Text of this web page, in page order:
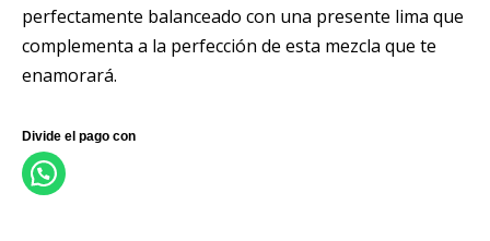
perfectamente balanceado con una presente lima que
complementa a la perfección de esta mezcla que te
enamorará.